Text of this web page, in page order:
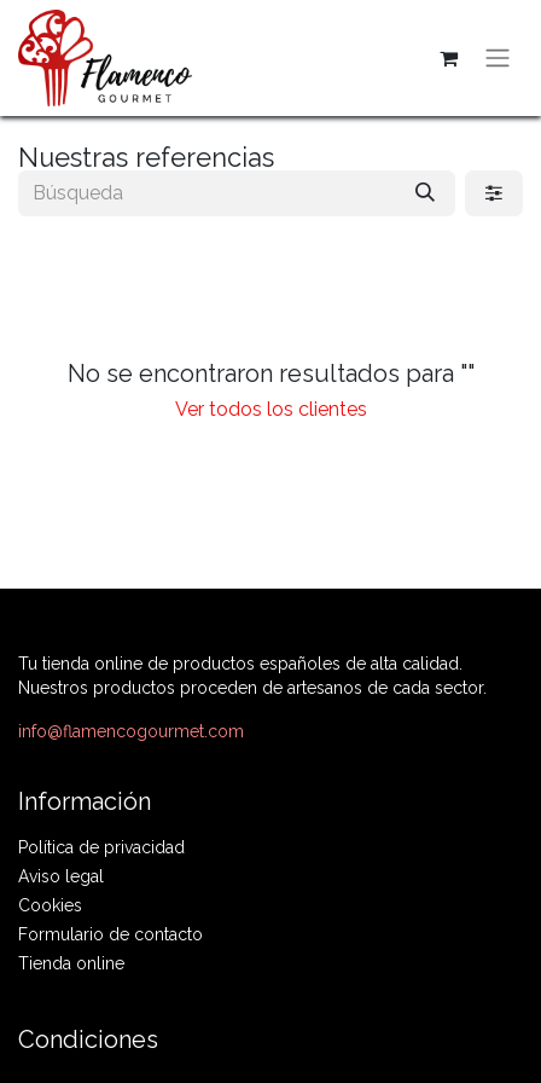
Nuestras referencias
No se encontraron resultados para ""
Ver todos los clientes
Tu tienda online de productos españoles de alta calidad.
Nuestros productos proceden de artesanos de cada sector.
info@flamencogourmet.com
Información
Política de privacidad
Aviso legal
Cookies
Formulario de contacto
Tienda online
Condiciones